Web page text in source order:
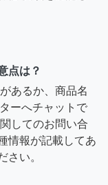
点は？
あるか、商品名
ーへチャットで
してのお問い合
情報が記載してあ
さい。